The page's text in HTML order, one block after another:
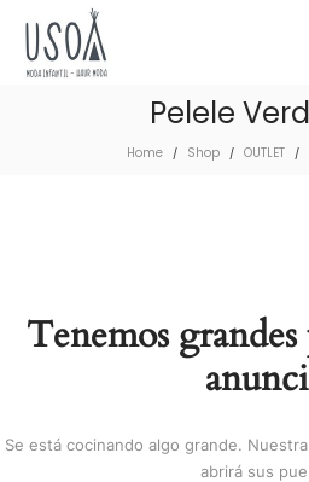
Pelele
Home / Shop / OUTLET /
Tenemos
Se está cocinando algo grande.
abrirá sus